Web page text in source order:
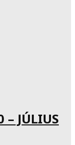
– JÚLIUS